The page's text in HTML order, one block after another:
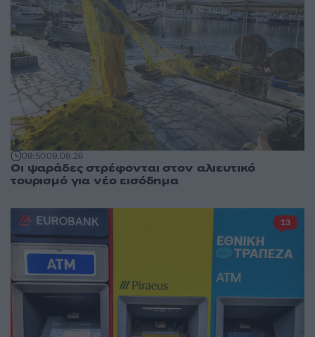
09:5009.08.26
Οι ψαράδες στρέφονται στον αλιευτικό
τουρισμό για νέο εισόδημα
13